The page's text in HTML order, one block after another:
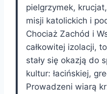
pielgrzymek,
misji katolickich i
Chociaż Zachód i
całkowitej izolacji,
stały się okazją do
kultur: łacińskiej,
Prowadzeni wiarą